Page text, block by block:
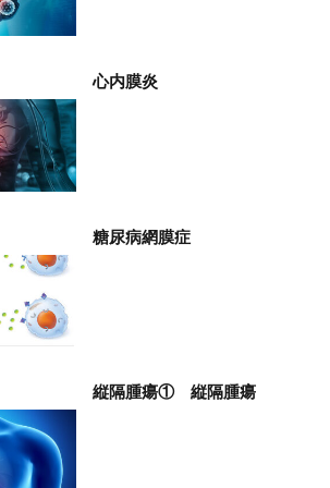
心内膜炎
糖尿病網膜症
縦隔腫瘍① 縦隔腫瘍